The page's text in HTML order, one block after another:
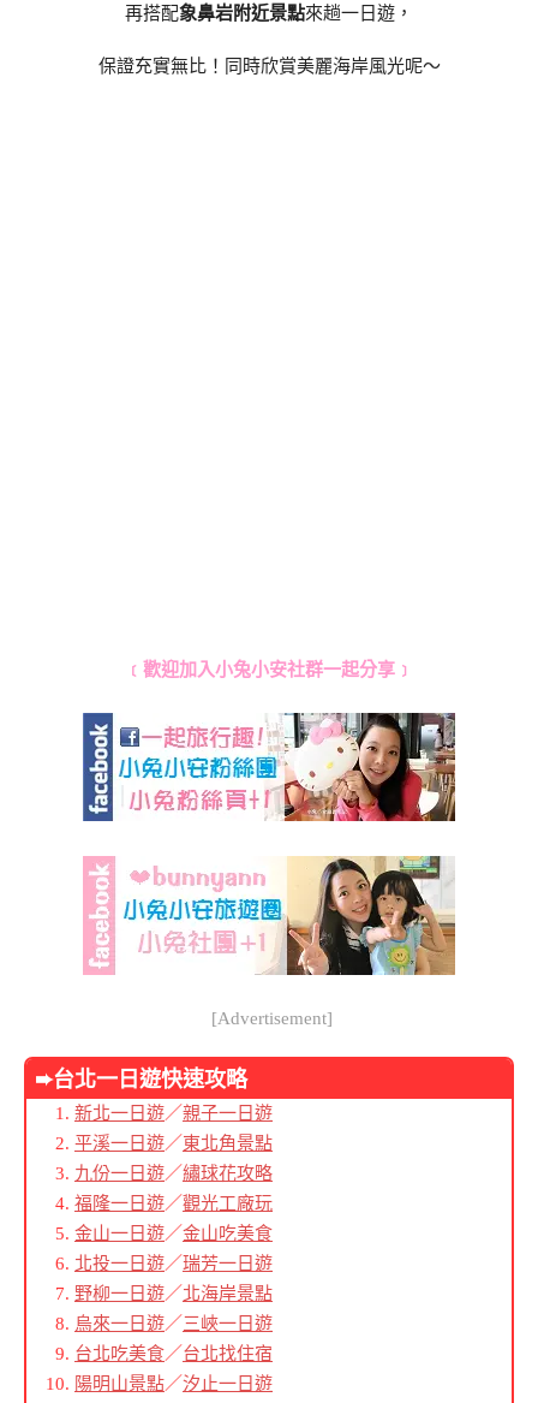
再搭配象鼻岩附近景點來趟一日遊，
保證充實無比！同時欣賞美麗海岸風光呢～
﹝歡迎加入小兔小安社群一起分享﹞
[Advertisement]
➨台北一日遊快速攻略
新北一日遊／親子一日遊
平溪一日遊／東北角景點
九份一日遊／繡球花攻略
福隆一日遊／觀光工廠玩
金山一日遊／金山吃美食
北投一日遊／瑞芳一日遊
野柳一日遊／北海岸景點
烏來一日遊／三峽一日遊
台北吃美食／台北找住宿
陽明山景點／汐止一日遊